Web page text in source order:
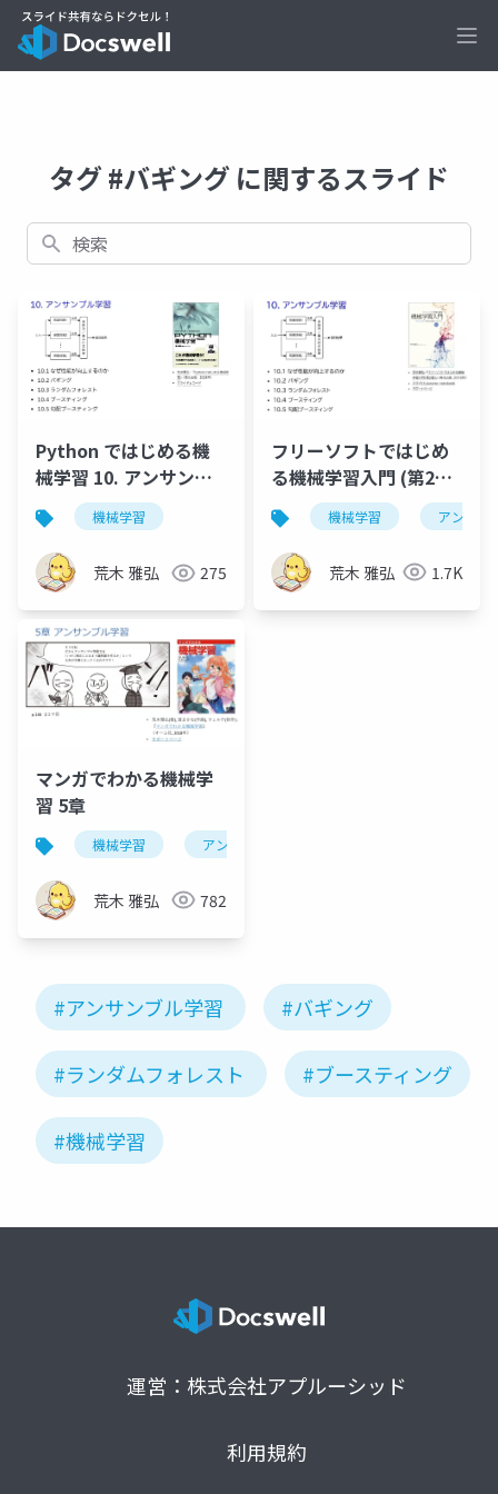
タグ #バギング に関するスライド
検索
Python ではじめる機
械学習 10. アンサンブ
ル学習機械学習
荒木 雅弘 275
フリーソフトではじめ
る機械学習入門 (第2版)
第10章機械学習 アンサン
荒木 雅弘 1.7K
マンガでわかる機械学
習 5章
機械学習 アンサンブル学習
荒木 雅弘 782
#アンサンブル学習 #バギング
#ランダムフォレスト #ブースティング
#機械学習
運営：株式会社アプルーシッド
利用規約